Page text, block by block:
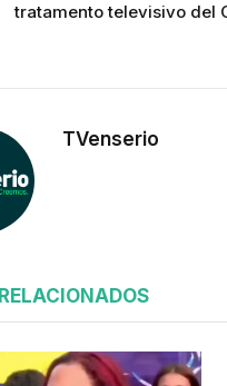
tratamento televisivo del
TVenserio
RELACIONADOS